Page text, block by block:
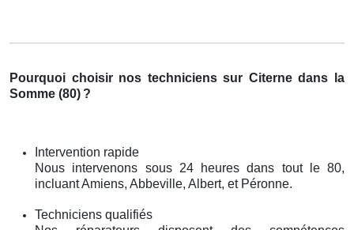
Pourquoi choisir nos techniciens sur Citerne dans la
Somme (80) ?
Intervention rapide
Nous intervenons sous 24 heures dans tout le 80,
incluant Amiens, Abbeville, Albert, et Péronne.
Techniciens qualifiés